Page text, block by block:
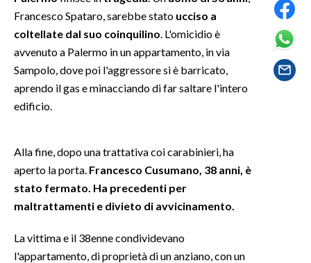
SPETTACOLI
SALUTE
NOTIZIE
EVENTI
#CARAUNIONE
Francesco Spataro, sarebbe stato ucciso a
coltellate dal suo coinquilino . L'omicidio è
avvenuto a Palermo in un appartamento, in via
Sampolo, dove poi l'aggressore si è barricato,
aprendo il gas e minacciando di far saltare l'intero
edificio.
Alla fine, dopo una trattativa coi carabinieri, ha
aperto la porta. Francesco Cusumano, 38 anni, è
stato fermato. Ha precedenti per
maltrattamenti e divieto di avvicinamento.
La vittima e il 38enne condividevano
l'appartamento, di proprietà di un anziano, con un